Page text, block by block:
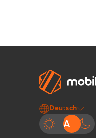
Deutsch